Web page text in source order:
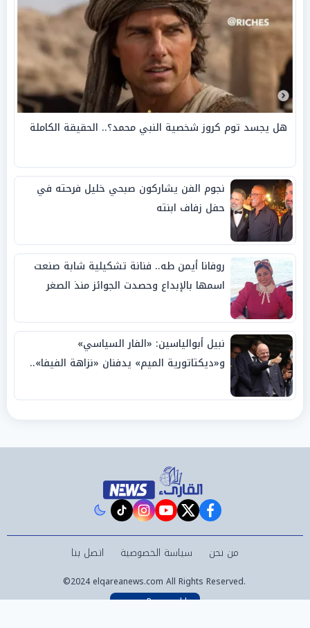
هل يجسد توم كروز شخصية النبي محمد؟.. الحقيقة الكاملة
نجوم الفن يشاركون صبحي خليل فرحته في
حفل زفاف ابنته
روفانا أيمن طه.. فنانة تشكيلية شابة صنعت
اسمها بالإبداع وحصدت الجوائز منذ الصغر
نبيل أبوالياسين: «الفار السياسي»
و«ديكتاتورية الميم» يدفنان «نزاهة الفيفا»..
facebook
twitter
youtube
instagram
tiktok
من نحن سياسة الخصوصية اتصل بنا
©2024 elqareanews.com All Rights Reserved.
Powered by